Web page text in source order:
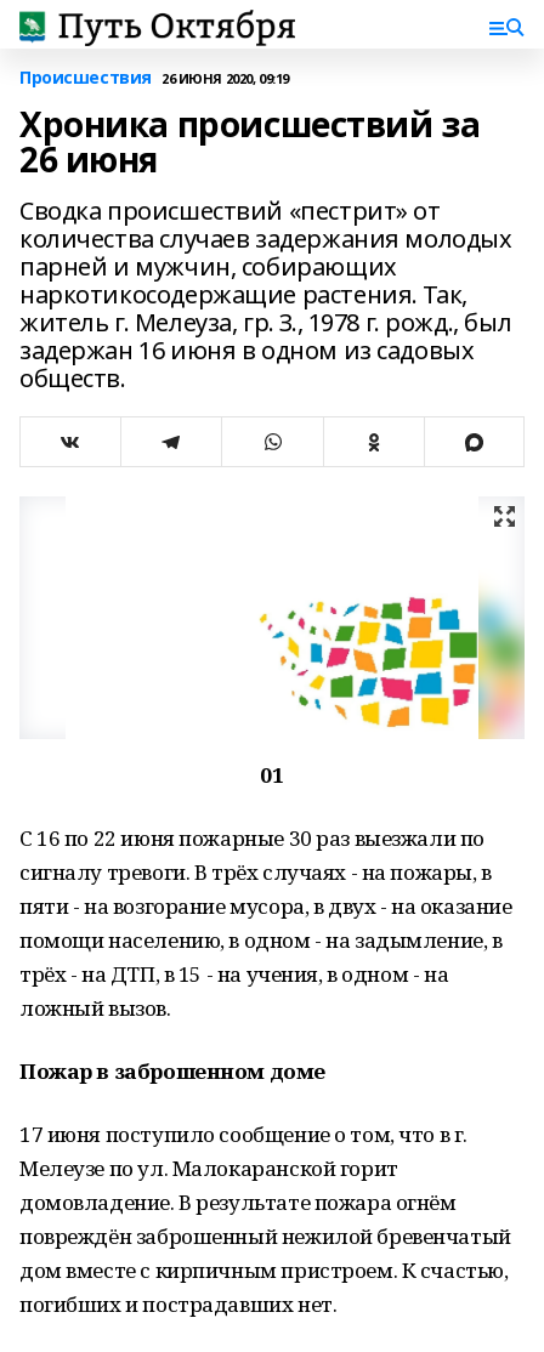
Происшествия 26 ИЮНЯ 2020, 09:19
Хроника происшествий за
26 июня
Сводка происшествий «пестрит» от
количества случаев задержания молодых
парней и мужчин, собирающих
наркотикосодержащие растения. Так,
житель г. Мелеуза, гр. З., 1978 г. рожд., был
задержан 16 июня в одном из садовых
обществ.
01
С 16 по 22 июня пожарные 30 раз выезжали по
сигналу тревоги. В трёх случаях - на пожары, в
пяти - на возгорание мусора, в двух - на оказание
помощи населению, в одном - на задымление, в
трёх - на ДТП, в 15 - на учения, в одном - на
ложный вызов.
Пожар в заброшенном доме
17 июня поступило сообщение о том, что в г.
Мелеузе по ул. Малокаранской горит
домовладение. В результате пожара огнём
повреждён заброшенный нежилой бревенчатый
дом вместе с кирпичным пристроем. К счастью,
погибших и пострадавших нет.